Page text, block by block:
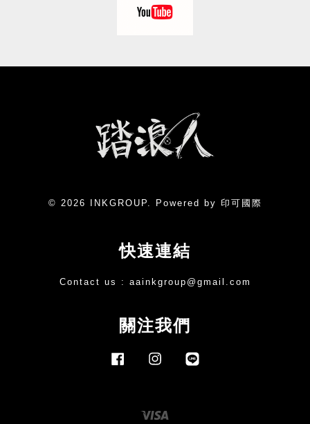
© 2026 INKGROUP. Powered by 印可國際
快速連結
Contact us : aainkgroup@gmail.com
關注我們
FacebookInstagram